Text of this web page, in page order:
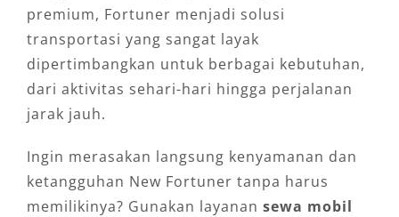
premium, Fortuner menjadi solusi
transportasi yang sangat layak
dipertimbangkan untuk berbagai kebutuhan,
dari aktivitas sehari-hari hingga perjalanan
jarak jauh.
Ingin merasakan langsung kenyamanan dan
ketangguhan New Fortuner tanpa harus
memilikinya? Gunakan layanan sewa mobil